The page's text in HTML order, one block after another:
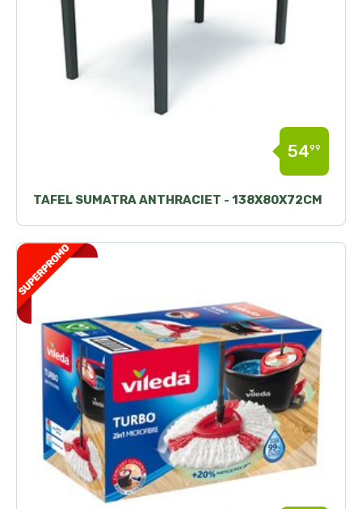
TAFEL SUMATRA ANTHRACIET - 138X80X72CM
5499